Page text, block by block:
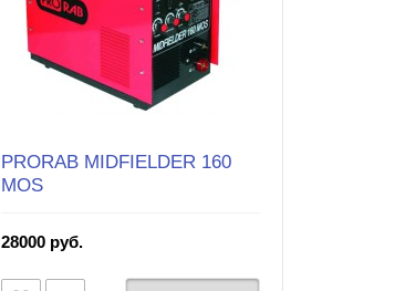
PRORAB MIDFIELDER 160
MOS
28000 руб.